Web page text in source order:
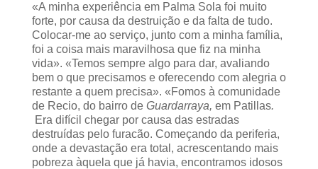
«A minha experiência em Palma Sola foi muito
forte, por causa da destruição e da falta de tudo.
Colocar-me ao serviço, junto com a minha família,
foi a coisa mais maravilhosa que fiz na minha
vida». «Temos sempre algo para dar, avaliando
bem o que precisamos e oferecendo com alegria o
restante a quem precisa». «Fomos à comunidade
de Recio, do bairro de Guardarraya, em Patillas.
Era difícil chegar por causa das estradas
destruídas pelo furacão. Começando da periferia,
onde a devastação era total, acrescentando mais
pobreza àquela que já havia, encontramos idosos